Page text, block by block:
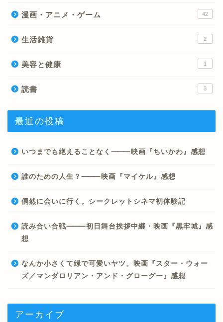
漫画・アニメ・ゲーム 42
生活雑貨 2
美容と健康 1
読書 3
最近の投稿
いつまでも絶えることなく⸻映画『ちいかわ』感想
誰のための人生？⸻映画『マイケル』感想
偶然に会いに行く。シークレットシネマ初体験記
読み合い合戦⸻初日舞台挨拶中継・映画『黒牢城』感
想
なんか小さくて緑で可愛いヤツ。映画『スター・ウォー
ズ／マンダロリアン・アンド・グローグー』感想
アーカイブ